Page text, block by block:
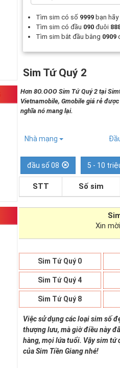
Tìm sim có số 9999 bạn
Tìm sim có đầu 090đuôi
Tìm sim bắt đầu bằng 0909
Sim Tứ Quý 2
Hơn 8O.OOO Sim Tứ Quý 2 tại
Vietnamobile, Gmobile giá rẻ
nghĩa nó mang lại.
Nhà mạng
đầu số 08 5 - 10
STT Số sim
Xin
Sim Tứ Quý 0
Sim Tứ Quý 4
Sim Tứ Quý 8
Việc sử dụng các loại sim số
thượng lưu, mà giờ điều này
hàng, mọi lứa tuổi. Vậy sim tứ
của Sim Tiền Giang nhé!